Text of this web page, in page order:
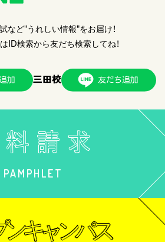
など"うれしい情報"をお届け！
ID検索から友だち検索してね！
三田校
PAMPHLET